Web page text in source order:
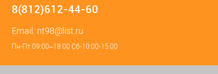
8(812)612-44-60
Email: nt98@list.ru
Пн-Пт 09:00–18:00 Сб-10:00-15:00